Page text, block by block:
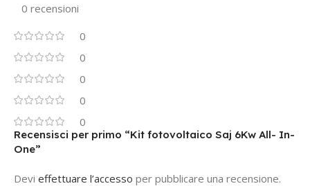
0 recensioni
0
0
0
0
0
Recensisci per primo “Kit fotovoltaico Saj 6Kw All- In-
One”
Devi effettuare l’accesso per pubblicare una recensione.